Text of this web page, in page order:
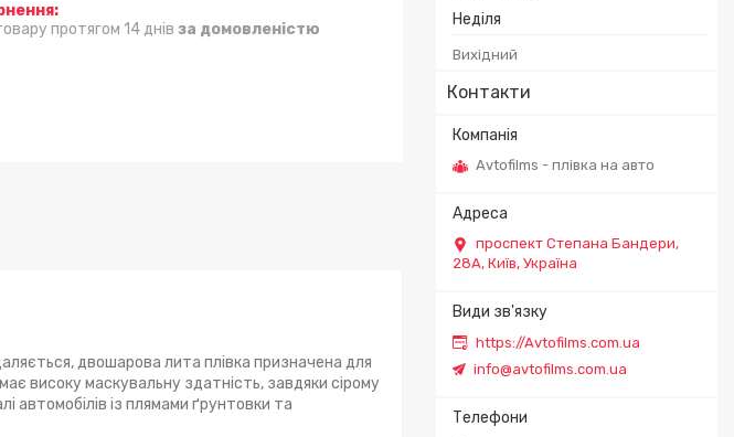
Неділя
Вихідний
Контакти
Avtofilms - плівка на авто
проспект Степана Бандери,
28А, Київ, Україна
https://Avtofilms.com.ua
info@avtofilms.com.ua
протягом 14 днів за домовленістю
двошарова лита плівка призначена для
високу маскувальну здатність, завдяки сірому
автомобілів із плямами ґрунтовки та